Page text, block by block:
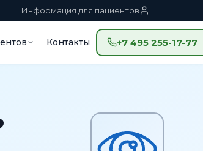
Информация для пациентов
Контакты +7 495 255-17-77